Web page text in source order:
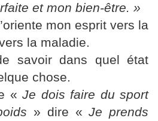
et mon bien-être. »
mon esprit vers la
la maladie.
savoir dans quel état
chose.
«Je dois faire du sport
» dire «Je prends